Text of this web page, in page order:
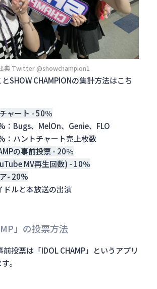
典 Twitter @showchampion1
SHOW CHAMPIONの集計方法はこち
ャート - 50％
：Bugs、MelOn、Genie、FLO
：ハントチャート売上枚数
の事前投票 - 20％
MV再生回数) - 10％
- 20%
ドルと本放送の出演
」の投票方法
投票は「IDOL CHAMP」というアプリ
。